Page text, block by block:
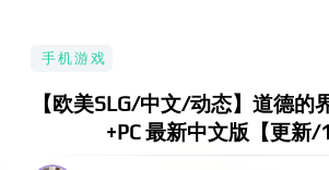
手机游戏
【欧美SLG/中文/动态】道德的
+PC 最新中文版【更新/